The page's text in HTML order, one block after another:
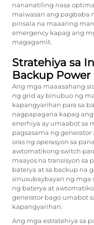
nananatiling nasa
maiwasan ang pagbaba
pinsala na maaaring
emergency kapag ang
magagamit.
Stratehiya sa
Backup Power
Ang mga maaasahang
ng grid ay binubuo ng
kapangyarihan para sa
nagpapagana kapag
enerhiya ay umaabot sa
pagsasama ng
oras ng operasyon sa
awtomatikong switch
maayos na transisyon
baterya at sa backup na
sinusubaybayan ng mga
ng baterya at
generator bago umabot
kapangyarihan.
Ang mga estratehiya sa